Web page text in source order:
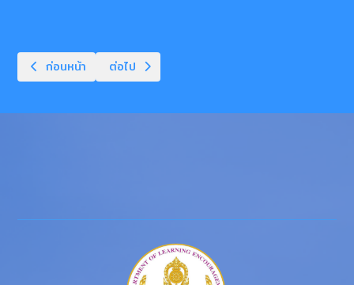
เนื้อหาก่อนหน้า: ประชุมผู้บริหารสถานศึกษา
ก่อนหน้า เนื้อหาถัดไป: กิจกรรมเข้าเเถวเคารพธงชาติ
ต่อไป